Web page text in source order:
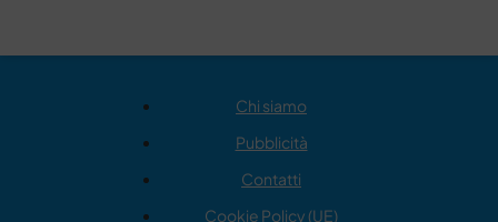
Chi siamo
Pubblicità
Contatti
Cookie Policy (UE)